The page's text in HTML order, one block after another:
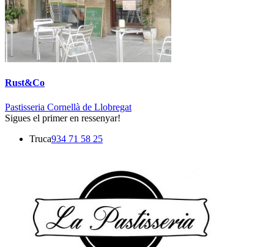
Rust&Co
Pastisseria Cornellà de Llobregat
Sigues el primer en ressenyar!
Truca934 71 58 25